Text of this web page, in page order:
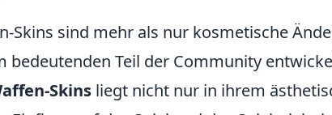
Skins sind mehr als nur kosmetische
bedeutenden Teil der Community
Skins liegt nicht nur in ihrem